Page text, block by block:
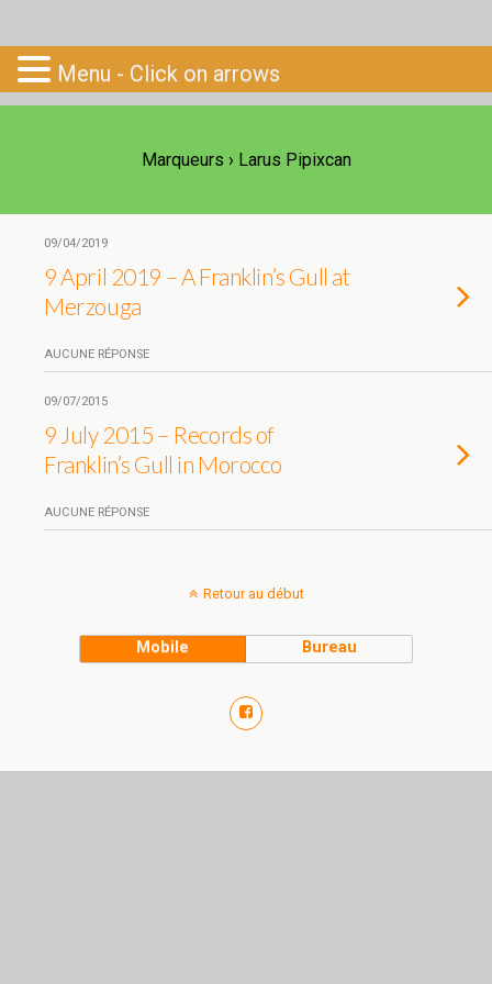
Go-South
Marqueurs › Larus Pipixcan
09/04/2019
9 April 2019 – A Franklin’s Gull at
Merzouga
AUCUNE RÉPONSE
09/07/2015
9 July 2015 – Records of
Franklin’s Gull in Morocco
AUCUNE RÉPONSE
Retour au début
Mobile Bureau
Menu - Click on arrows